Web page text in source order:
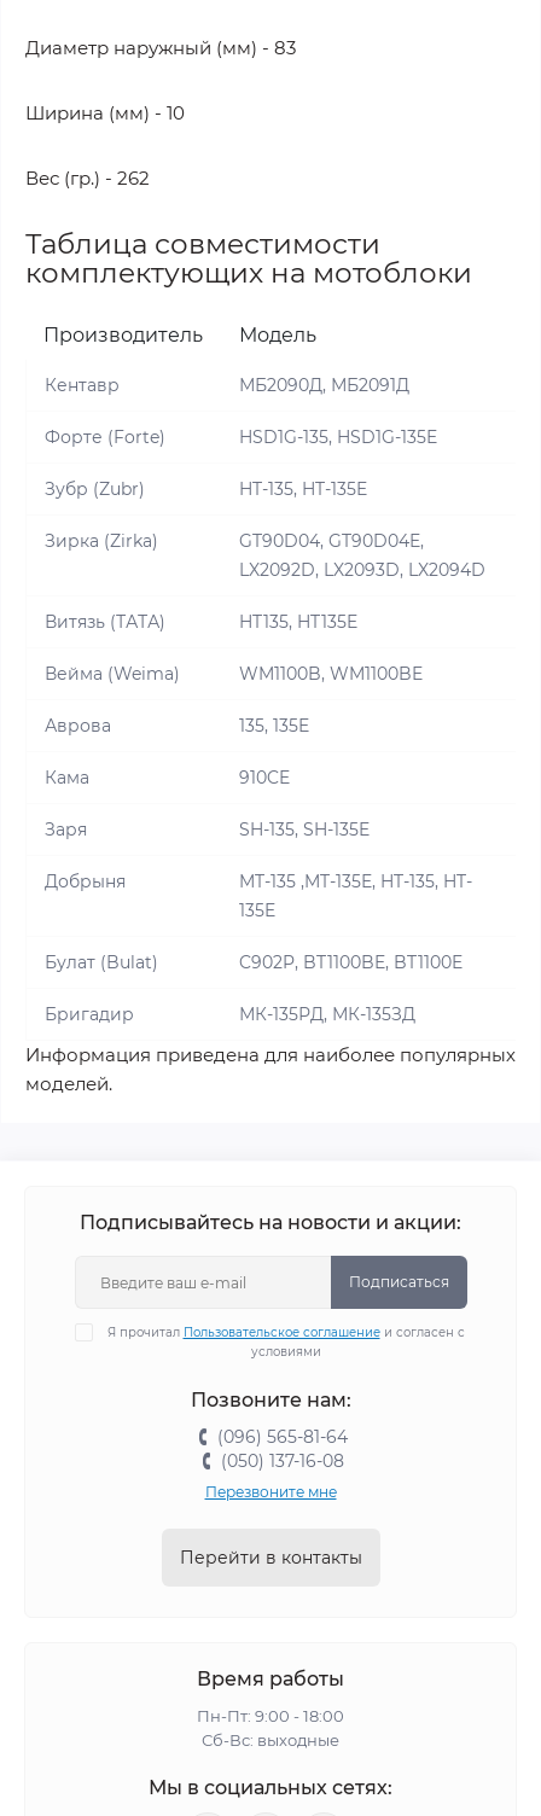
Диаметр наружный (мм) - 83
Ширина (мм) - 10
Вес (гр.) - 262
Таблица совместимости
комплектующих на мотоблоки
Производитель Модель
Кентавр МБ2090Д, МБ2091Д
Форте (Forte) HSD1G-135, HSD1G-135E
Зубр (Zubr) HT-135, HT-135E
Зирка (Zirka)
GT90D04, GT90D04E,
LX2092D, LX2093D, LX2094D
Витязь (ТАТА) HT135, HT135E
Вейма (Weima) WM1100B, WM1100BE
Аврова 135, 135E
Кама 910CE
Заря SH-135, SH-135E
Добрыня
MT-135 ,MT-135E, HT-135, HT-
135E
Булат (Bulat) C902P, BT1100BE, BT1100E
Бригадир МК-135РД, МК-135ЗД
Информация приведена для наиболее популярных
моделей.
Подписывайтесь на новости и акции:
Подписаться
Я прочитал Пользовательское соглашениеи согласен с
условиями
Позвоните нам:
(096) 565-81-64
(050) 137-16-08
Перезвоните мне
Перейти в контакты
Время работы
Пн-Пт: 9:00 - 18:00
Сб-Вс: выходные
Мы в социальных сетях: